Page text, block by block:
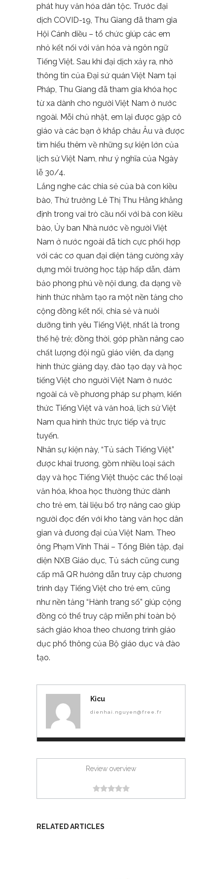
phát huy văn hóa dân tộc. Trước đại
dịch COVID-19, Thu Giang đã tham gia
Hội Cánh diều – tổ chức giúp các em
nhỏ kết nối với văn hóa và ngôn ngữ
Tiếng Việt. Sau khi đại dịch xảy ra, nhờ
thông tin của Đại sứ quán Việt Nam tại
Pháp, Thu Giang đã tham gia khóa học
từ xa dành cho người Việt Nam ở nước
ngoài. Mỗi chủ nhật, em lại được gặp cô
giáo và các bạn ở khắp châu Âu và được
tìm hiểu thêm về những sự kiện lớn của
lịch sử Việt Nam, như ý nghĩa của Ngày
lễ 30/4.
Lắng nghe các chia sẻ của bà con kiều
bào, Thứ trưởng Lê Thị Thu Hằng khẳng
định trong vai trò cầu nối với bà con kiều
bào, Ủy ban Nhà nước về người Việt
Nam ở nước ngoài đã tích cực phối hợp
với các cơ quan đại diện tăng cường xây
dựng môi trường học tập hấp dẫn, đảm
bảo phong phú về nội dung, đa dạng về
hình thức nhằm tạo ra một nền tảng cho
cộng đồng kết nối, chia sẻ và nuôi
dưỡng tình yêu Tiếng Việt, nhất là trong
thế hệ trẻ; đồng thời, góp phần nâng cao
chất lượng đội ngũ giáo viên, đa dạng
hình thức giảng dạy, đào tạo dạy và học
tiếng Việt cho người Việt Nam ở nước
ngoài cả về phương pháp sư phạm, kiến
thức Tiếng Việt và văn hoá, lịch sử Việt
Nam qua hình thức trực tiếp và trực
tuyến.
Nhân sự kiện này, “Tủ sách Tiếng Việt”
được khai trương, gồm nhiều loại sách
dạy và học Tiếng Việt thuộc các thể loại
văn hóa, khoa học thường thức dành
cho trẻ em, tài liệu bổ trợ nâng cao giúp
người đọc đến với kho tàng văn học dân
gian và đương đại của Việt Nam. Theo
ông Phạm Vĩnh Thái – Tổng Biên tập, đại
diện NXB Giáo dục, Tủ sách cũng cung
cấp mã QR hướng dẫn truy cập chương
trình dạy Tiếng Việt cho trẻ em, cũng
như nền tảng “Hành trang số” giúp cộng
đồng có thể truy cập miễn phí toàn bộ
sách giáo khoa theo chương trình giáo
dục phổ thông của Bộ giáo dục và đào
tạo.
Kicu
dienhai.nguyen@free.fr
Review overview
RELATED ARTICLES